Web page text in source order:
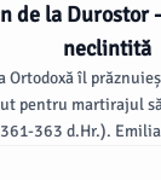
de la Durostor
neclintită
Ortodoxă îl
pentru martirajul
363 d.Hr.).
jertfă zeilor